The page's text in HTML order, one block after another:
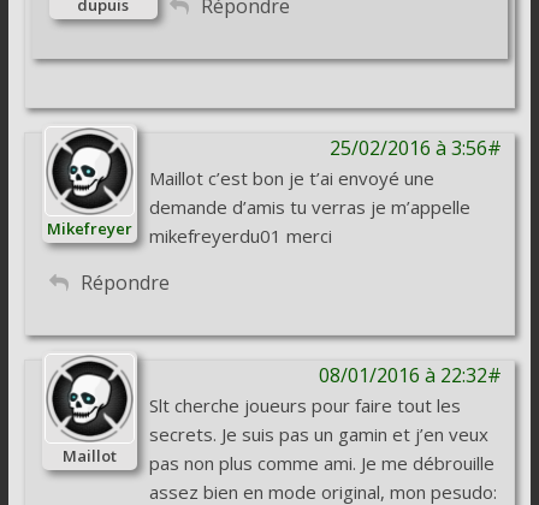
Répondre
25/02/2016 à 3:56#
Mikefreyer
Maillot c’est bon je t’ai envoyé une
demande d’amis tu verras je m’appelle
mikefreyerdu01 merci
Répondre
08/01/2016 à 22:32#
Maillot
Slt cherche joueurs pour faire tout les
secrets. Je suis pas un gamin et j’en veux
pas non plus comme ami. Je me débrouille
assez bien en mode original, mon pesudo: